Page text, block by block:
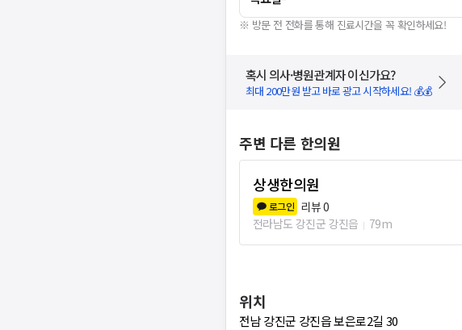
※ 방문 전 전화를 통해 진료시간을 꼭 확인하세요!
혹시 의사·병원관계자 이신가요?
최대 200만원 받고 바로 광고 시작하세요! 💰💰
주변 다른 한의원
상생한의원
로그인 리뷰0
전라남도 강진군 강진읍
79m
위치
전남 강진군 강진읍 보은로2길 30